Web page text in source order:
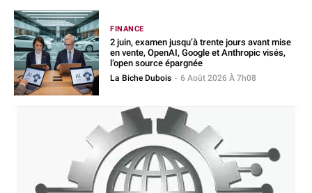
FINANCE
2 juin, examen jusqu’à trente jours avant mise
en vente, OpenAI, Google et Anthropic visés,
l’open source épargnée
La Biche Dubois - 6 Août 2026 À 7h08